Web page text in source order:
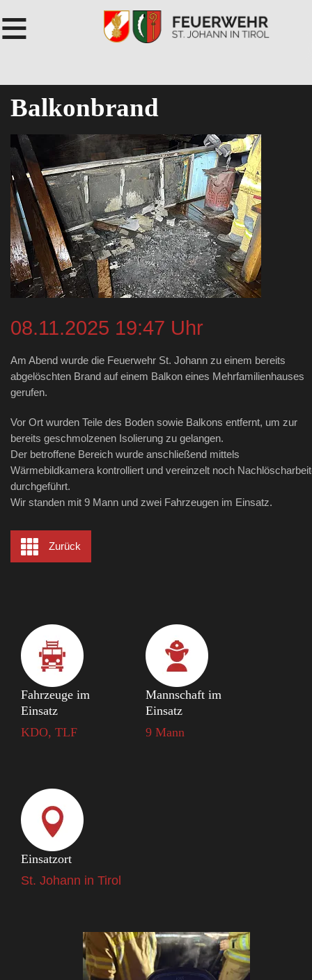
≡
Balkonbrand
08.11.2025 19:47 Uhr
Am Abend wurde die Feuerwehr St. Johann zu einem bereits
abgelöschten Brand auf einem Balkon eines Mehrfamilienhauses
gerufen.
Vor Ort wurden Teile des Boden sowie Balkons entfernt, um zur
bereits geschmolzenen Isolierung zu gelangen.
Der betroffene Bereich wurde anschließend mittels
Wärmebildkamera kontrolliert und vereinzelt noch
durchgeführt.
Wir standen mit 9 Mann und zwei Fahrzeugen im Einsatz.
Zurück
Fahrzeuge im
Einsatz
KDO, TLF
Mannschaft im
Einsatz
9 Mann
Einsatzort
St. Johann in Tirol